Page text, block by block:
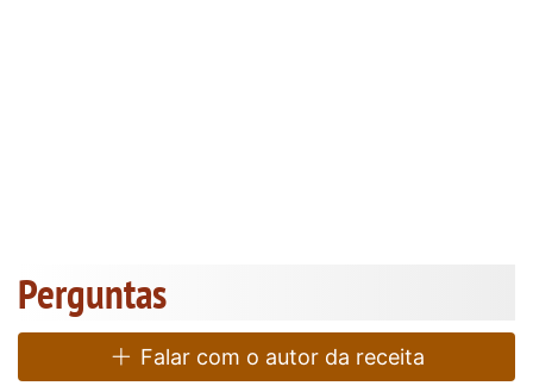
Perguntas
Falar com o autor da receita